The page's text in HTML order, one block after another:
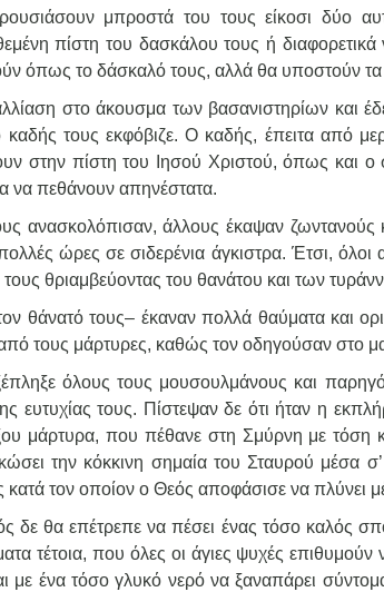
μπροστά του τους είκοσι δύο
πίστη του δασκάλου τους ή
όπως το δάσκαλό τους, αλλά θα υποστούν
στο άκουσμα των βασανιστηρίων και
καδής τους εκφόβιζε. Ο καδής, έπειτα από
στην πίστη του Ιησού Χριστού, όπως και ο
να πεθάνουν απηνέστατα.
ανασκολόπισαν, άλλους έκαψαν ζωντανούς
ώρες σε σιδερένια άγκιστρα. Έτσι, όλοι
θριαμβεύοντας του θανάτου και των
θάνατό τους– έκαναν πολλά θαύματα και
τους μάρτυρες, καθώς τον οδηγούσαν στο
όλους τους μουσουλμάνους και
ευτυχίας τους. Πίστεψαν δε ότι ήταν η
μάρτυρα, που πέθανε στη Σμύρνη με τόση
την κόκκινη σημαία του Σταυρού μέσα
κατά τον οποίον ο Θεός αποφάσισε να πλύνει
δε θα επέτρεπε να πέσει ένας τόσο καλός
τέτοια, που όλες οι άγιες ψυχές
με ένα τόσο γλυκό νερό να ξαναπάρει